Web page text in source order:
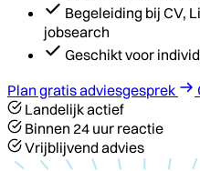
Begeleiding bij CV,
jobsearch
Geschikt voor
Plan gratis adviesgesprek
Landelijk actief
Binnen 24 uur reactie
Vrijblijvend advies